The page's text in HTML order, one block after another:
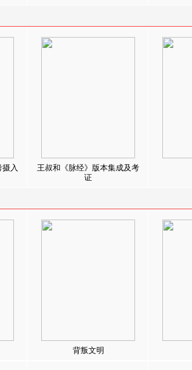
入
王叔和《脉经》版本集成及考
证
背叛文明